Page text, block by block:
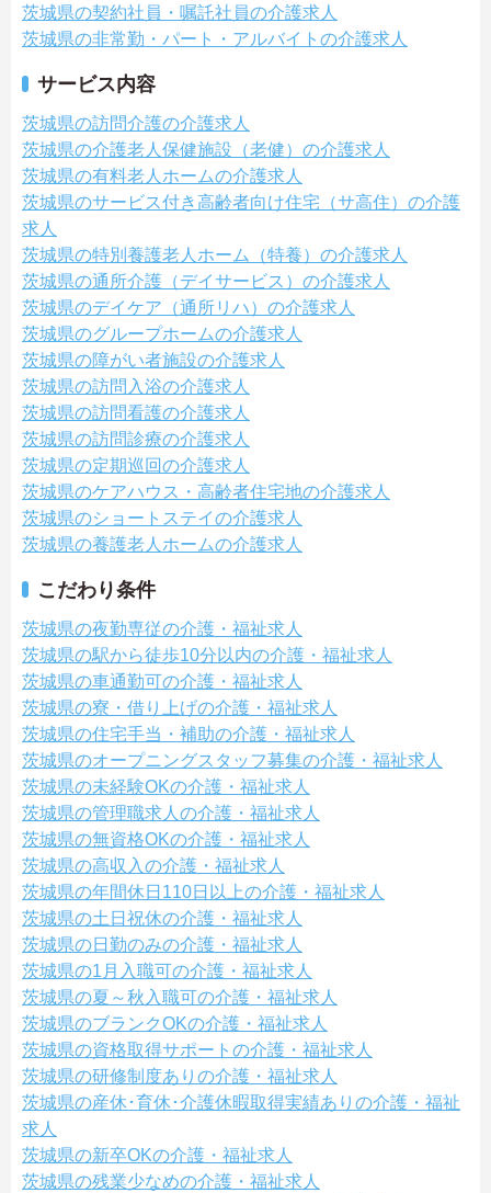
茨城県の契約社員・嘱託社員の介護求人
茨城県の非常勤・パート・アルバイトの介護求人
サービス内容
茨城県の訪問介護の介護求人
茨城県の介護老人保健施設（老健）の介護求人
茨城県の有料老人ホームの介護求人
茨城県のサービス付き高齢者向け住宅（サ高住）の介護
求人
茨城県の特別養護老人ホーム（特養）の介護求人
茨城県の通所介護（デイサービス）の介護求人
茨城県のデイケア（通所リハ）の介護求人
茨城県のグループホームの介護求人
茨城県の障がい者施設の介護求人
茨城県の訪問入浴の介護求人
茨城県の訪問看護の介護求人
茨城県の訪問診療の介護求人
茨城県の定期巡回の介護求人
茨城県のケアハウス・高齢者住宅地の介護求人
茨城県のショートステイの介護求人
茨城県の養護老人ホームの介護求人
こだわり条件
茨城県の夜勤専従の介護・福祉求人
茨城県の駅から徒歩10分以内の介護・福祉求人
茨城県の車通勤可の介護・福祉求人
茨城県の寮・借り上げの介護・福祉求人
茨城県の住宅手当・補助の介護・福祉求人
茨城県のオープニングスタッフ募集の介護・福祉求人
茨城県の未経験OKの介護・福祉求人
茨城県の管理職求人の介護・福祉求人
茨城県の無資格OKの介護・福祉求人
茨城県の高収入の介護・福祉求人
茨城県の年間休日110日以上の介護・福祉求人
茨城県の土日祝休の介護・福祉求人
茨城県の日勤のみの介護・福祉求人
茨城県の1月入職可の介護・福祉求人
茨城県の夏～秋入職可の介護・福祉求人
茨城県のブランクOKの介護・福祉求人
茨城県の資格取得サポートの介護・福祉求人
茨城県の研修制度ありの介護・福祉求人
茨城県の産休･育休･介護休暇取得実績ありの介護・福祉
求人
茨城県の新卒OKの介護・福祉求人
茨城県の残業少なめの介護・福祉求人